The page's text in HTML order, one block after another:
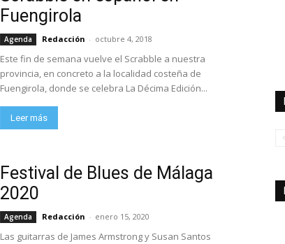
Fuengirola
Agenda Redacción - octubre 4, 2018
Este fin de semana vuelve el Scrabble a nuestra
provincia, en concreto a la localidad costeña de
Fuengirola, donde se celebra La Décima Edición...
Leer más
Festival de Blues de Málaga
2020
Agenda Redacción - enero 15, 2020
Las guitarras de James Armstrong y Susan Santos